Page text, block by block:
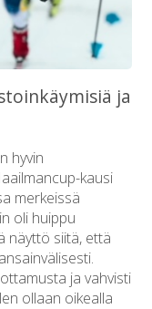
ja
hyvin
kausi
merkeissä
oli huippu
näyttö siitä, että
ja vahvisti
ollaan oikealla